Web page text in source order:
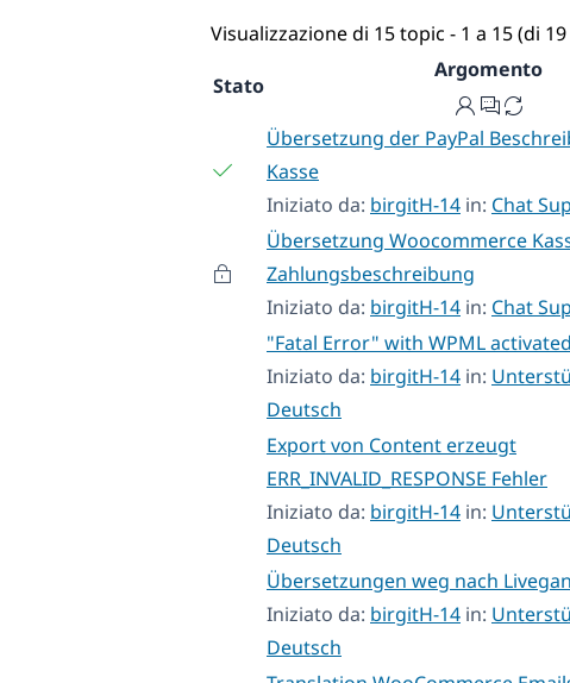
Visualizzazione di 15 topic - 1 a 15 (di
Stato
Argomento
Übersetzung der PayPal
Kasse
Iniziato da: birgitH-14 in: Chat
Übersetzung Woocommerce
Zahlungsbeschreibung
Iniziato da: birgitH-14 in: Chat
"Fatal Error" with WPML activated
Iniziato da: birgitH-14 in:
Deutsch
Export von Content erzeugt
ERR_INVALID_RESPONSE Fehler
Iniziato da: birgitH-14 in:
Deutsch
Übersetzungen weg nach
Iniziato da: birgitH-14 in:
Deutsch